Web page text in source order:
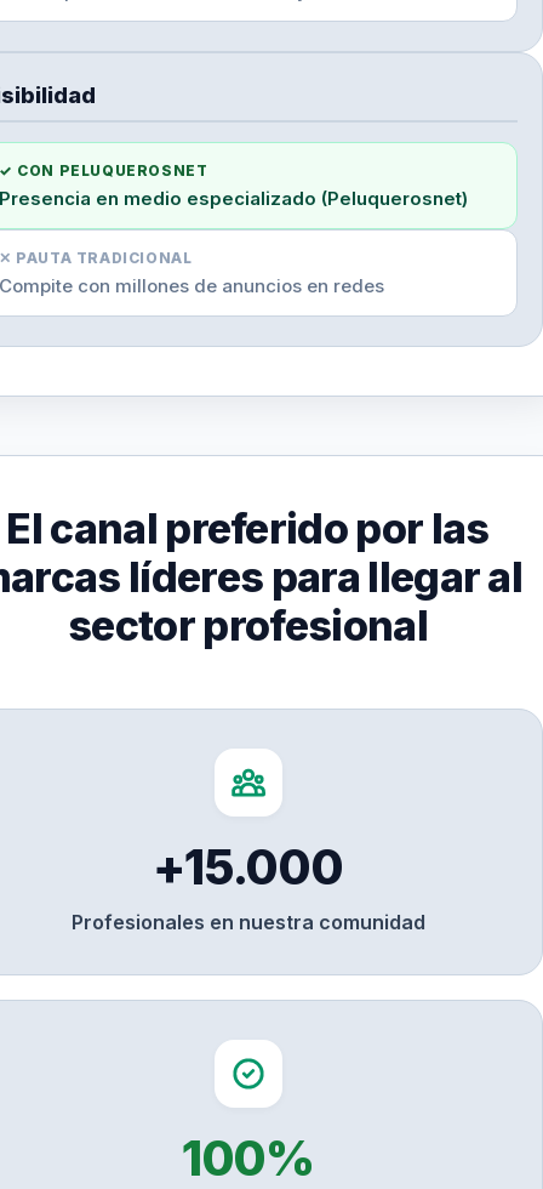
✓ CON PELUQUEROSNET
Presencia en medio especializado (Peluquerosnet)
✕ PAUTA TRADICIONAL
Compite con millones de anuncios en redes
El canal preferido por las
líderes para llegar al
sector profesional
+15.000
Profesionales en nuestra comunidad
100%